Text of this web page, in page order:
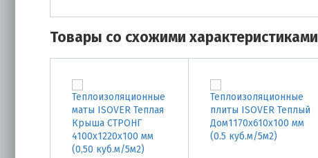
Товары со схожими характеристиками